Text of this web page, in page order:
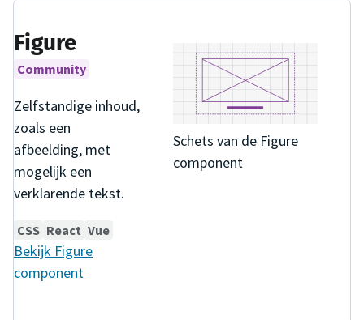
Schets van de Figure
component
Figure
Community
Zelfstandige inhoud,
zoals een
afbeelding, met
mogelijk een
verklarende tekst.
CSS React Vue
Bekijk Figure
component